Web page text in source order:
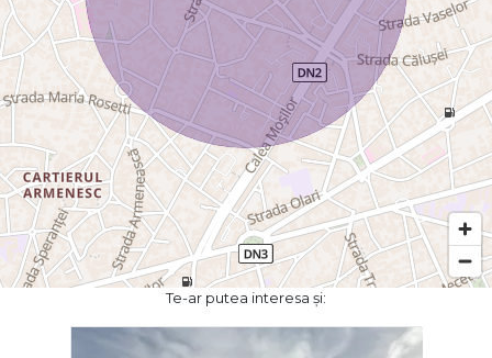
Te-ar putea interesa și: